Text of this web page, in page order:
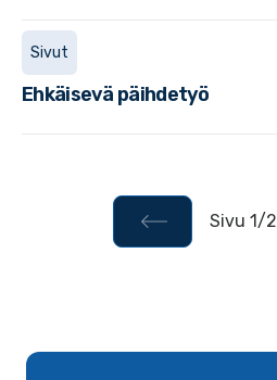
Sivut
Ehkäisevä päihdetyö
Sivu 1/2